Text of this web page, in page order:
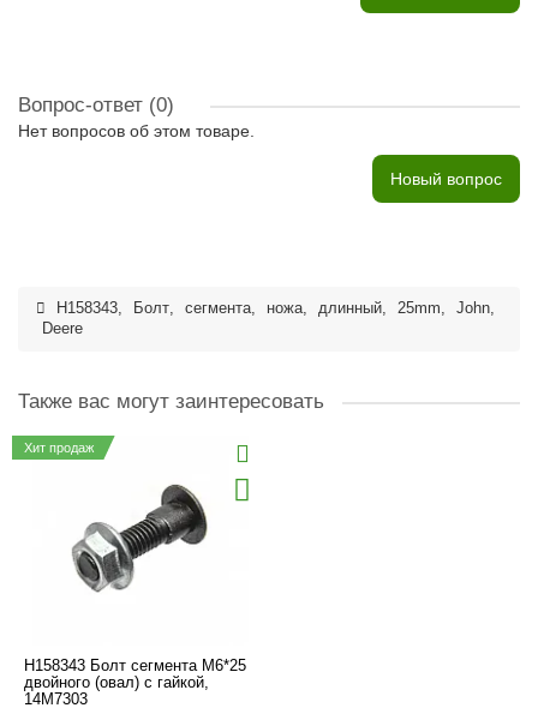
Вопрос-ответ (0)
Нет вопросов об этом товаре.
Новый вопрос
H158343, Болт, сегмента, ножа, длинный, 25mm, John,
Deere
Также вас могут заинтересовать
Хит продаж
H158343 Болт сегмента M6*25
двойного (овал) с гайкой,
14M7303